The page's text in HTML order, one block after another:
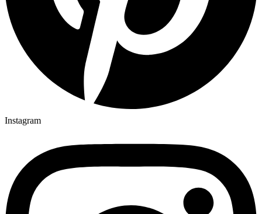
Instagram